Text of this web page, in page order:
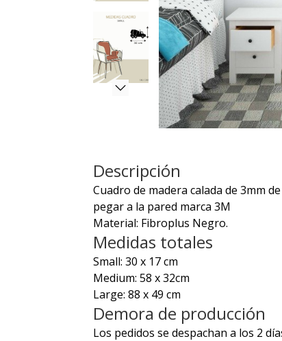
Descripción
Cuadro de madera calada de 3mm
pegar a la pared marca 3M
Material: Fibroplus Negro.
Medidas totales
Small: 30 x 17 cm
Medium: 58 x 32cm
Large: 88 x 49 cm
Demora de producción
Los pedidos se despachan a los 2